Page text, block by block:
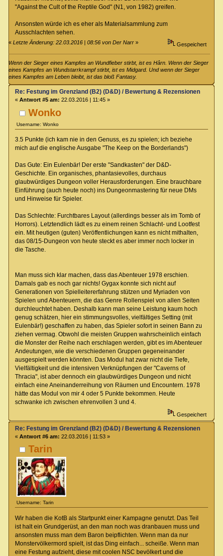
"Against the Cult of the Reptile God" (N1, von 1982) greifen.
Ansonsten würde ich es eher als Materialsammlung zum
Ausschlachten sehen.
«Letzte Änderung: 22.03.2016 | 08:56 von Der Narr » Gespeichert
Wenn der Sieger eines Kampfes an Wundfieber stirbt, ist es Hârn. Wenn der Sieger
eines Kampfes an Wundstarrkrampf stirbt, ist es Midgard. Und wenn der Sieger
eines Kampfes am Leben bleibt, ist das bloß Fantasy.
Wonko
Username: Wonko
Re: Festung im Grenzland (B2) (D&D) / Bewertung & Rezensionen
« Antwort #5 am: 22.03.2016 | 11:45 »
3.5 Punkte (ich kam nie in den Genuss, es zu spielen; ich beziehe
mich auf die englische Ausgabe "The Keep on the Borderlands")
Das Gute: Ein Eulenbär! Der erste "Sandkasten" der D&D-
Geschichte. Ein organisches, phantasievolles, durchaus
glaubwürdiges Dungeon voller Herausforderungen. Eine brauchbare
Einführung (auch heute noch) ins Dungeonmastering für neue DMs
und Hinweise für Spieler.
Das Schlechte: Furchtbares Layout (allerdings besser als im Tomb of
Horrors). Letztendlich lädt es zu einem reinen Schlacht- und Lootfest
ein. Mit heutigen (guten) Veröffentlichungen kann es nicht mithalten,
das 08/15-Dungeon von heute steckt es aber immer noch locker in
die Tasche.
Man muss sich klar machen, dass das Abenteuer 1978 erschien.
Damals gab es noch gar nichts! Gygax konnte sich nicht auf
Generationen von Spielleitererfahrung stützen und Myriaden von
Spielen und Abenteuern, die das Genre Rollenspiel von allen Seiten
durchleuchtet haben. Deshalb kann man seine Leistung kaum hoch
genug schätzen, hier ein stimmungsvolles, vielfältiges Setting (mit
Eulenbär!) geschaffen zu haben, das Spieler sofort in seinen Bann zu
ziehen vermag. Obwohl die meisten Gruppen wahrscheinlich einfach
die Monster der Reihe nach erschlagen werden, gibt es im Abenteuer
Andeutungen, wie die verschiedenen Gruppen gegeneinander
ausgespielt werden könnten. Das Modul hat zwar nicht die Tiefe,
Vielfältigkeit und die intensiven Verknüpfungen der "Caverns of
Thracia", ist aber dennoch ein glaubwürdiges Dungeon und nicht
einfach eine Aneinanderreihung von Räumen und Encountern. 1978
hätte das Modul von mir 4 oder 5 Punkte bekommen. Heute
schwanke ich zwischen ehrenvollen 3 und 4.
Gespeichert
Tarin
Username: Tarin
Re: Festung im Grenzland (B2) (D&D) / Bewertung & Rezensionen
« Antwort #6 am: 22.03.2016 | 11:53 »
Wir haben die KotB als Startpunkt einer Kampagne genutzt. Das Teil
ist halt ein Grundgerüst, an den man noch was dranbauen muss und
ansonsten muss man dem Baron beipflichten. Wenn man da nur
Monstervölkermord spielt, ist das Ding einfach... scheiße. Wenn man
eine Festung aufzieht, diese mit coolen NSC bevölkert und die